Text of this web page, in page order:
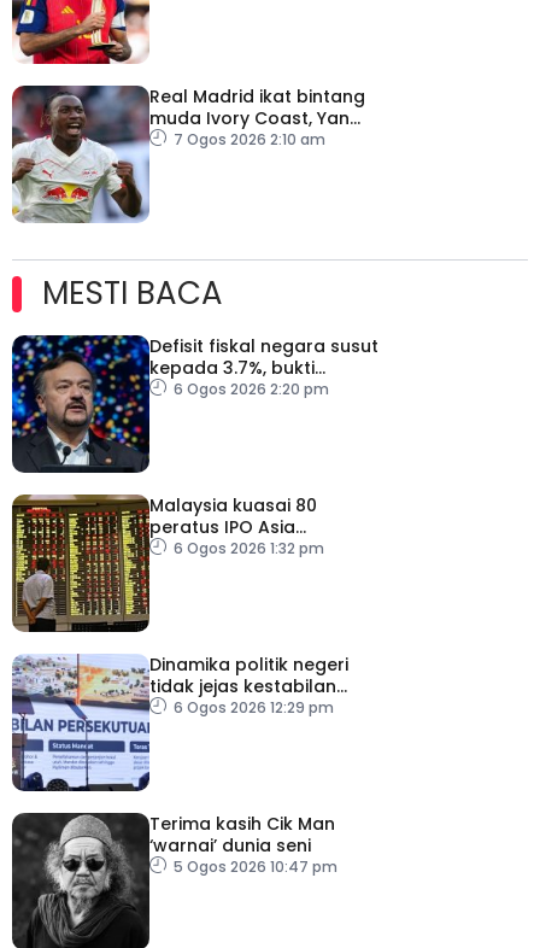
Real Madrid ikat bintang
muda Ivory Coast, Yan
Diomande
7 Ogos 2026 2:10 am
MESTI BACA
Defisit fiskal negara susut
kepada 3.7%, bukti
keyakinan pelabur masih
6 Ogos 2026 2:20 pm
Malaysia kuasai 80
peratus IPO Asia
Tenggara, kumpul AS$1.4
6 Ogos 2026 1:32 pm
Dinamika politik negeri
tidak jejas kestabilan
Kerajaan Perpaduan
6 Ogos 2026 12:29 pm
Terima kasih Cik Man
‘warnai’ dunia seni
5 Ogos 2026 10:47 pm